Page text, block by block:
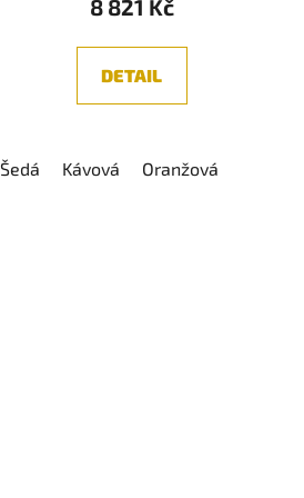
8 821 Kč
DETAIL
Šedá Kávová Oranžová